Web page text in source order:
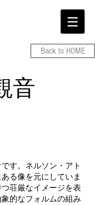
Back to HOME
音
す。ネルソン・アト
る像を元にしていま
荘厳なイメージを表
的なフォルムの組み